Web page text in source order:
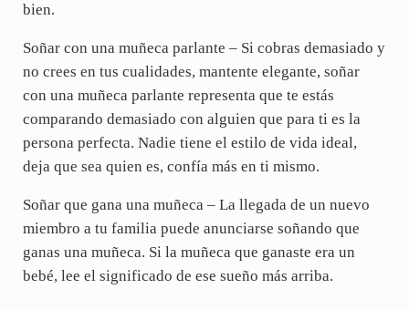
bien.
Soñar con una muñeca parlante – Si cobras demasiado y
no crees en tus cualidades, mantente elegante, soñar
con una muñeca parlante representa que te estás
comparando demasiado con alguien que para ti es la
persona perfecta. Nadie tiene el estilo de vida ideal,
deja que sea quien es, confía más en ti mismo.
Soñar que gana una muñeca – La llegada de un nuevo
miembro a tu familia puede anunciarse soñando que
ganas una muñeca. Si la muñeca que ganaste era un
bebé, lee el significado de ese sueño más arriba.